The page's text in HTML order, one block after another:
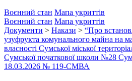
Воєнний стан Мапа укриттів
Воєнний стан Мапа укриттів
Документи > Накази > “Про
узуфрукта комунального майна на
власності Сумської міської
Сумської початкової школи №28
18.03.2026 № 119-СМВА